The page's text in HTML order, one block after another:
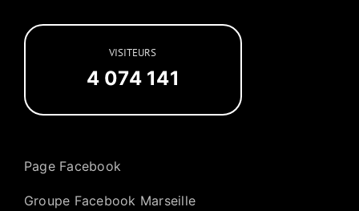
VISITEURS
4 074 141
Page Facebook
Groupe Facebook Marseille